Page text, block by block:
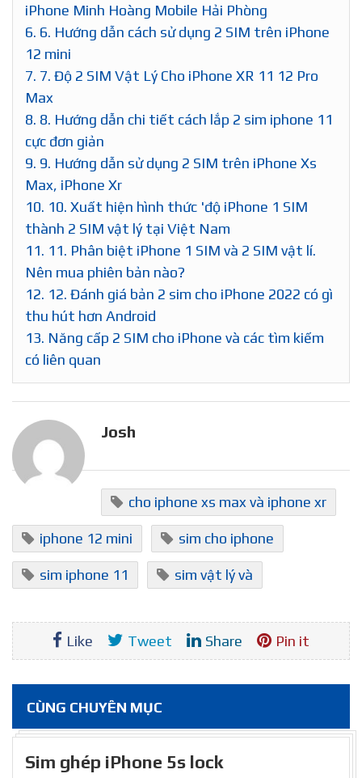
iPhone Xs và iPhone XR cực dễ
5. 5. Phương pháp sử dụng hiệu quả 2 SIM trên
iPhone Minh Hoàng Mobile Hải Phòng
6. 6. Hướng dẫn cách sử dụng 2 SIM trên iPhone
12 mini
7. 7. Độ 2 SIM Vật Lý Cho iPhone XR 11 12 Pro
Max
8. 8. Hướng dẫn chi tiết cách lắp 2 sim iphone 11
cực đơn giản
9.9. Hướng dẫn sử dụng 2 SIM trên iPhone Xs
Max, iPhone Xr
10. 10. Xuất hiện hình thức 'độ iPhone 1 SIM
thành 2 SIM vật lý tại Việt Nam
11. 11. Phân biệt iPhone 1 SIM và 2 SIM vật lí.
Nên mua phiên bản nào?
12. 12. Đánh giá bản 2 sim cho iPhone 2022 có gì
thu hút hơn Android
13.Năng cấp 2 SIM cho iPhone và các tìm kiếm
có liên quan
Josh
cho iphone xs max và iphone xr
iphone 12 mini sim cho iphone
sim iphone 11 sim vật lý và
Like Tweet Share Pin it